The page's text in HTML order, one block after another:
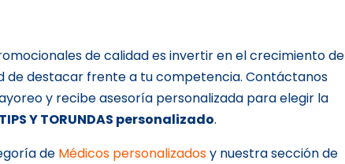
de calidad es invertir en el crecimiento de
de destacar frente a tu competencia. Contáctanos
y recibe asesoría personalizada para elegir la
Y TORUNDAS personalizado.
de Médicos personalizadosy nuestra sección de